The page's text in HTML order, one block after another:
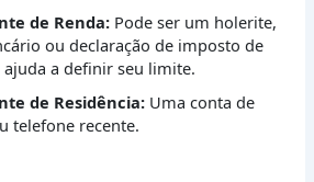
de Renda: Pode ser um holerite,
ou declaração de imposto de
ajuda a definir seu limite.
de Residência: Uma conta de
telefone recente.